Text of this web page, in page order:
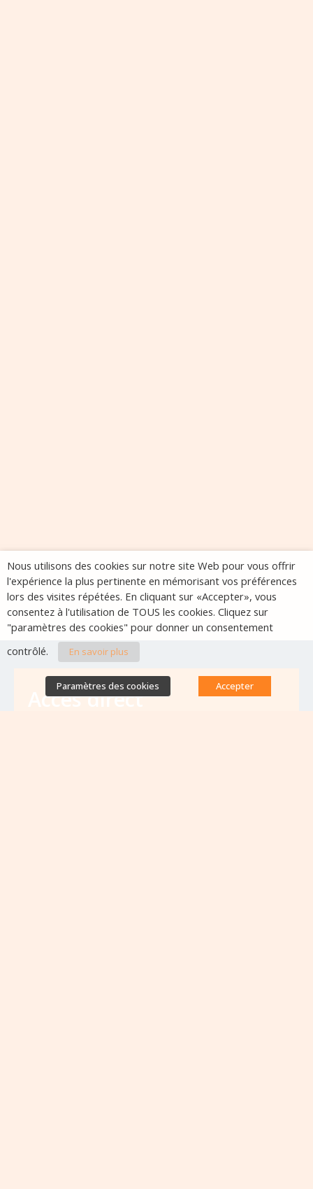
Accès direct
Nous utilisons des cookies sur notre site Web pour vous offrir
l'expérience la plus pertinente en mémorisant vos préférences
lors des visites répétées. En cliquant sur «Accepter», vous
consentez à l'utilisation de TOUS les cookies. Cliquez sur
"paramètres des cookies" pour donner un consentement
contrôlé.
En savoir plus
Paramètres des cookies Accepter